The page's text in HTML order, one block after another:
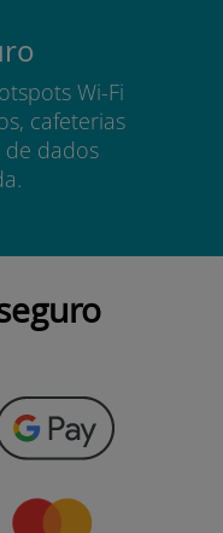
Wi-Fi
cafeterias
de dados